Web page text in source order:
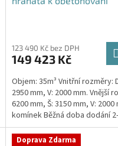
produktu
je
z
5
hvězdiček.
123 490 Kč bez DPH
149 423 Kč
Objem: 35m³ Vnitřní rozměry:
2950 mm, V: 2000 mm. Vnější
6200 mm, Š: 3150 mm, V: 2000
komínek Běžná doba dodání
objednávky....
Doprava Zdarma